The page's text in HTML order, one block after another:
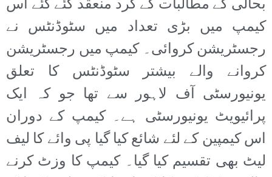
بحالی کے مطالبات کے گرد منعقد کئے گئے اس
کیمپ میں بڑی تعداد میں سٹوڈنٹس نے
رجسٹریشن کروائی۔ کیمپ میں رجسٹریشن
کروانے والے بیشتر سٹوڈنٹس کا تعلق
یونیورسٹی آف لاہور سے تھا جو کہ ایک
پرائیویٹ یونیورسٹی ہے۔ کیمپ کے دوران
اس کیمپین کے لئے شائع کیا گیا پی وائے کا لیف
لیٹ بھی تقسیم کیا گیا۔ کیمپ کا وزٹ کرنے